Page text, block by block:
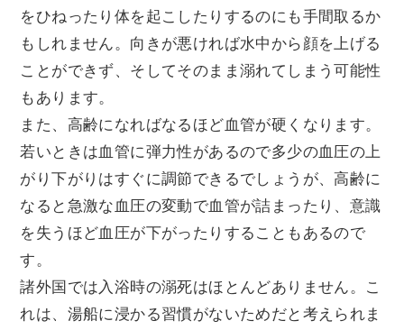
をひねったり体を起こしたりするのにも手間取るか
もしれません。向きが悪ければ水中から顔を上げる
ことができず、そしてそのまま溺れてしまう可能性
もあります。
また、高齢になればなるほど血管が硬くなります。
若いときは血管に弾力性があるので多少の血圧の上
がり下がりはすぐに調節できるでしょうが、高齢に
なると急激な血圧の変動で血管が詰まったり、意識
を失うほど血圧が下がったりすることもあるので
す。
諸外国では入浴時の溺死はほとんどありません。こ
れは、湯船に浸かる習慣がないためだと考えられま